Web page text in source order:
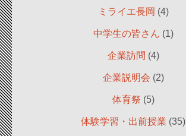
ミライエ長岡 (4)
中学生の皆さん (1)
企業訪問 (4)
企業説明会 (2)
体育祭 (5)
体験学習・出前授業 (35)